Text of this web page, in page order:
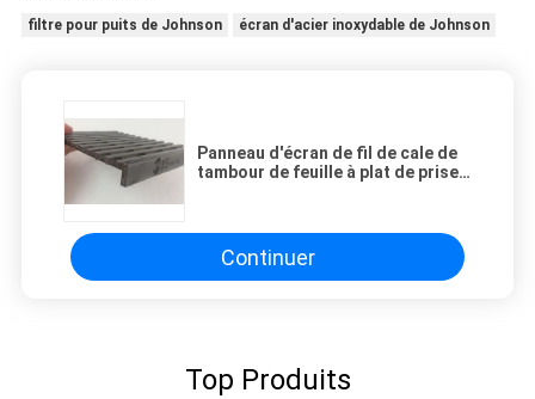
filtre pour puits de Johnson écran d'acier inoxydable de Johnson
Panneau d'écran de fil de cale de
tambour de feuille à plat de prise
Continuer
Top Produits